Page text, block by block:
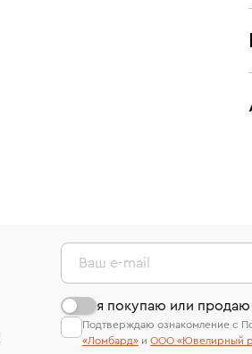
Ваш e-mail
я покупаю или
Подтверждаю ознакомление с
«Ломбард» и ООО «Ювелирный